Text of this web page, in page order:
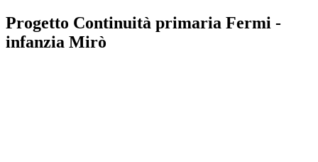
Progetto Continuità primaria Fermi -
infanzia Mirò